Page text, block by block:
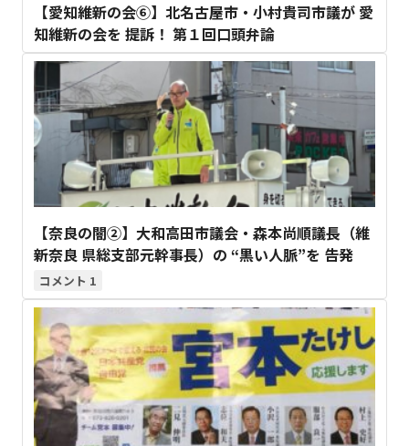
【愛知維新の会⑥】北名古屋市・小村貴司市議が 愛
知維新の会を 提訴！ 第１回口頭弁論
【奈良の闇②】大和高田市議会・森本尚順議長（維
新奈良 県総支部元幹事長）の “黒い人脈”を 告発
1